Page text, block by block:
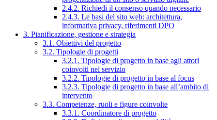
2.4.2. Richiedi il consenso quando necessario
2.4.3. Le basi del sito web: architettura,
informativa privacy, riferimenti DPO
3. Pianificazione, gestione e strategia
3.1. Obiettivi del progetto
3.2. Tipologie di progetti
3.2.1. Tipologie di progetto in base agli attori
coinvolti nel servizio
3.2.2. Tipologie di progetto in base al focus
3.2.3. Tipologie di progetto in base all’ambito di
intervento
3.3. Competenze, ruoli e figure coinvolte
3.3.1. Coordinatore di progetto